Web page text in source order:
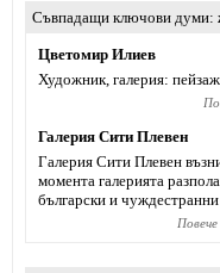
Съвпадащи ключови думи
Цветомир Илиев
Художник, галерия:
Галерия Сити Плевен
Галерия Сити Плевен
момента галерията
български и